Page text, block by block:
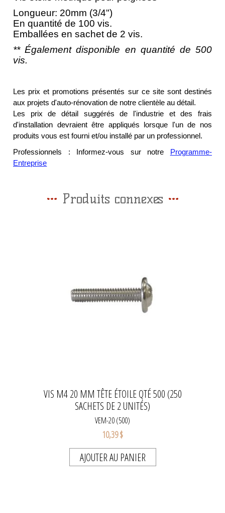
Longueur: 20mm (3/4")
En quantité de 100 vis.
Emballées en sachet de 2 vis.
** Également disponible en quantité de 500
vis.
Les prix et promotions présentés sur ce site sont destinés
aux projets d'auto-rénovation de notre clientèle au détail.
Les prix de détail suggérés de l'industrie et des frais
d'installation devraient être appliqués lorsque l'un de nos
produits vous est fourni et/ou installé par un professionnel.
Professionnels : Informez-vous sur notre
Programme-
Entreprise
Produits connexes
VIS M4 20 MM TÊTE ÉTOILE QTÉ 500 (250
SACHETS DE 2 UNITÉS)
VEM-20 (500)
10,39 $
AJOUTER AU PANIER